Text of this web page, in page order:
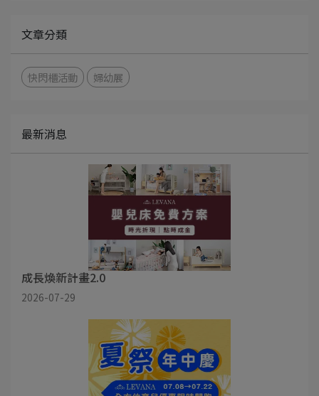
文章分類
快閃櫃活動 婦幼展
最新消息
成長煥新計畫2.0
2026-07-29